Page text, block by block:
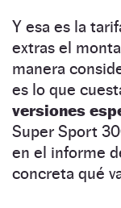
Y esa es la
extras el
manera
es lo que
versiones
Super Sport
en el informe
concreta qué